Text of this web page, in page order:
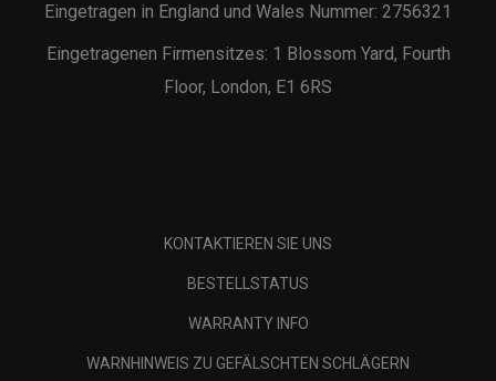
Eingetragen in England und Wales Nummer: 2756321
Eingetragenen Firmensitzes: 1 Blossom Yard, Fourth
Floor, London, E1 6RS
KONTAKTIEREN SIE UNS
BESTELLSTATUS
WARRANTY INFO
WARNHINWEIS ZU GEFÄLSCHTEN SCHLÄGERN